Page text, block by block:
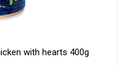
with hearts 400g